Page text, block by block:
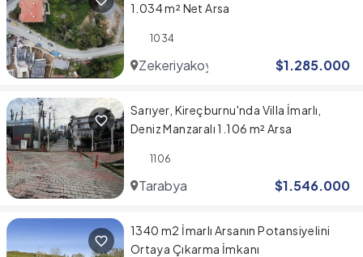
1.034 m² Net Arsa
1034
Zekeriyakoy $1.285.000
Sarıyer, Kireçburnu'nda Villa İmarlı,
Deniz Manzaralı 1.106 m² Arsa
1106
Tarabya $1.546.000
1340 m2 İmarlı Arsanın Potansiyelini
Ortaya Çıkarma İmkanı